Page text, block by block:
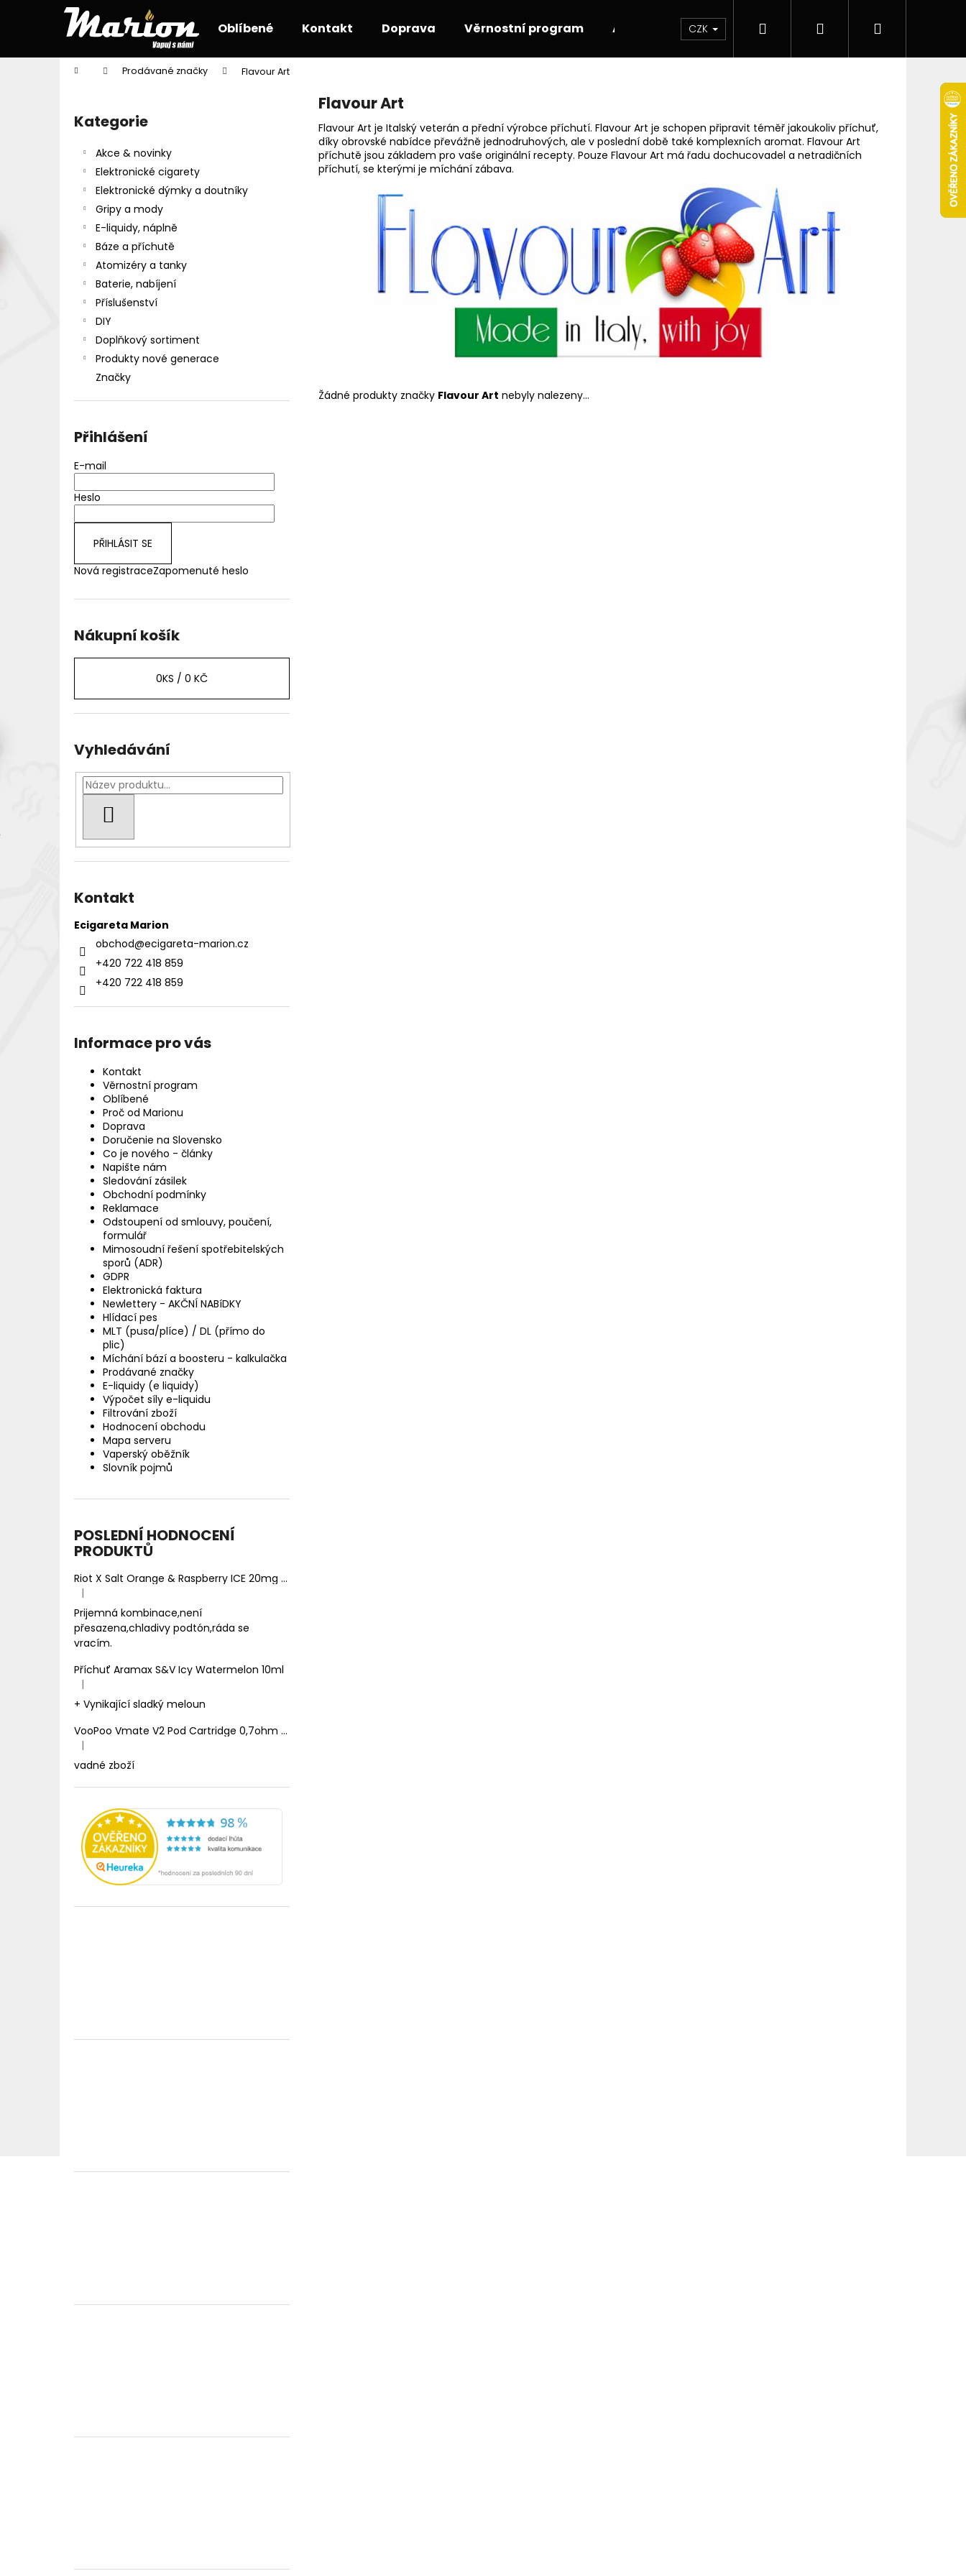
Oblíbené Kontakt Doprava Věrnostní program Akce & novinky Elektronické cigarety
CZK Přihlášení
Domů Prodávané značky Flavour Art
Přeskočit
kategorie
Kategorie
Akce & novinky
Elektronické cigarety
Elektronické dýmky a doutníky
Gripy a mody
E-liquidy, náplně
Báze a příchutě
Atomizéry a tanky
Baterie, nabíjení
Příslušenství
DIY
Doplňkový sortiment
Produkty nové generace
Značky
Přihlášení
E-mail
Heslo
PŘIHLÁSIT SE
Nová registraceZapomenuté heslo
Nákupní košík
0KS / 0 KČ
Vyhledávání
Kontakt
Ecigareta Marion
obchod@ecigareta-marion.cz
+420 722 418 859
+420 722 418 859
Informace pro vás
Kontakt
Věrnostní program
Oblíbené
Proč od Marionu
Doprava
Doručenie na Slovensko
Co je nového - články
Napište nám
Sledování zásilek
Obchodní podmínky
Reklamace
Odstoupení od smlouvy, poučení,
formulář
Mimosoudní řešení spotřebitelských
sporů (ADR)
GDPR
Elektronická faktura
Newlettery - AKČNÍ NABíDKY
Hlídací pes
MLT (pusa/plíce) / DL (přímo do
plic)
Míchání bází a boosteru - kalkulačka
Prodávané značky
E-liquidy (e liquidy)
Výpočet síly e-liquidu
Filtrování zboží
Hodnocení obchodu
Mapa serveru
Vaperský oběžník
Slovník pojmů
POSLEDNÍ HODNOCENÍ
PRODUKTŮ
Riot X Salt Orange & Raspberry ICE 20mg
Ledový pomeranč a malina
Hodnocení produktu je 5 z 5 hvězdiček.
|
Prijemná kombinace,není
přesazena,chladivy podtón,ráda se
vracím.
Příchuť Aramax S&V Icy Watermelon 10ml
Hodnocení produktu je 5 z 5 hvězdiček.
|
+ Vynikající sladký meloun
VooPoo Vmate V2 Pod Cartridge 0,7ohm 2ml
Hodnocení produktu je 1 z 5 hvězdiček.
|
vadné zboží
Flavour Art
Flavour Art je Italský veterán a přední výrobce příchutí. Flavour Art je schopen připravit téměř jakoukoliv příchuť,
díky obrovské nabídce převážně jednodruhových, ale v poslední době také komplexních aromat. Flavour Art
příchutě jsou základem pro vaše originální recepty. Pouze Flavour Art má řadu dochucovadel a netradičních
příchutí, se kterými je míchání zábava.
Žádné produkty značky Flavour Art nebyly nalezeny...
í
Zpět
do
Zpět
do
HLEDAT
Doporučujeme
Následující
DEKANG DESERT SHIP 10ML 18MG
155 Kč
Původně: 195 Kč
DEKANG DESERT SHIP 10ML 11MG
BÁZE FIFTY BOOSTER IMPERIA 5X10ML
20MG
602 Kč